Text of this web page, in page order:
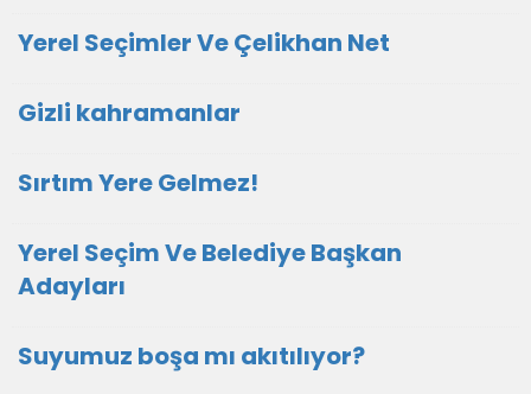
Yerel Seçimler Ve Çelikhan Net
Gizli kahramanlar
Sırtım Yere Gelmez!
Yerel Seçim Ve Belediye Başkan
Adayları
Suyumuz boşa mı akıtılıyor?